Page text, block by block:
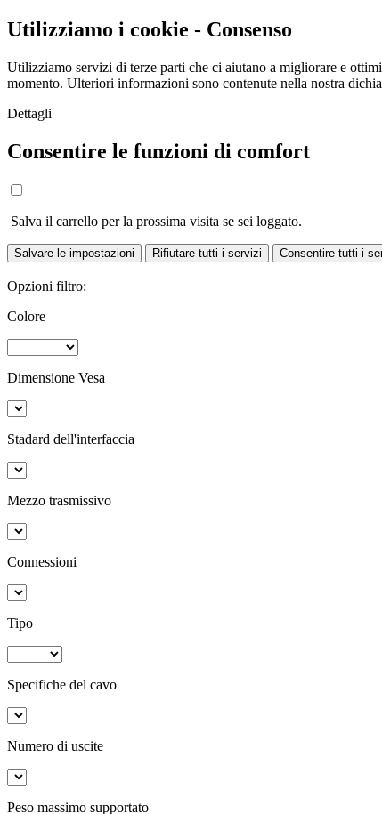
Utilizziamo i cookie - Consenso
Utilizziamo servizi di terze parti che ci aiutano a migliorare e
momento. Ulteriori informazioni sono contenute nella nostra
Dettagli
Consentire le funzioni di comfort
Salva il carrello per la prossima visita se sei loggato.
Salvare le impostazioni Rifiutare tutti i servizi Consentire tutti i
Opzioni filtro:
Colore
Dimensione Vesa
Stadard dell'interfaccia
Mezzo trasmissivo
Connessioni
Tipo
Specifiche del cavo
Numero di uscite
Peso massimo supportato